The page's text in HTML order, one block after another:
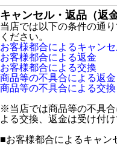
キャンセル・返品（返
当店では以下の条件の通
ください。
お客様都合によるキャンセ
お客様都合による返金
お客様都合による交換
商品等の不具合による返金
商品等の不具合による交換
※当店では商品等の不具
よる交換、返金は受け付け
■お客様都合によるキャン